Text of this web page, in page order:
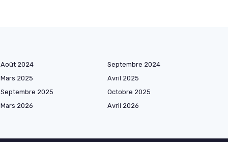
Août 2024
Septembre 2024
Mars 2025
Avril 2025
Septembre 2025
Octobre 2025
Mars 2026
Avril 2026